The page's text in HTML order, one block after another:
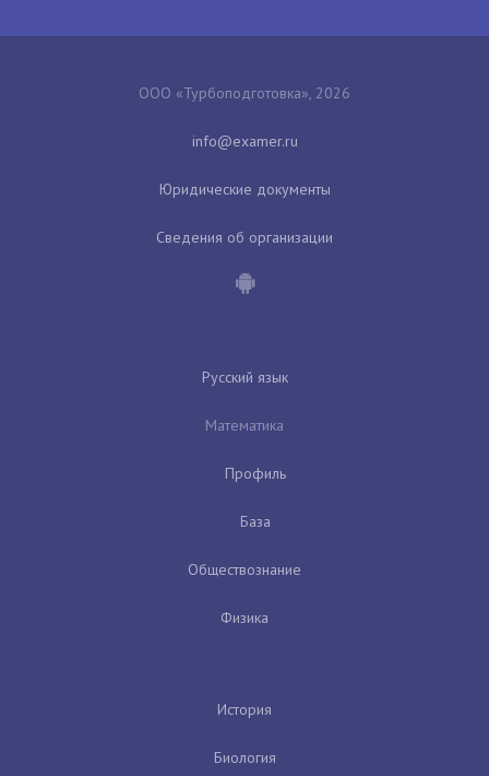
ООО «Турбоподготовка», 2026
Юридические документы
Сведения об организации
Русский язык
Математика
Профиль
База
Обществознание
Физика
История
Биология